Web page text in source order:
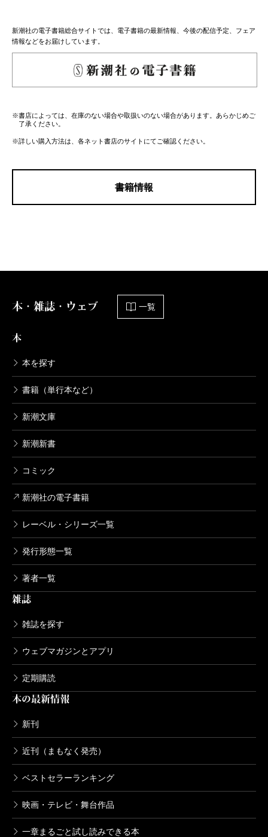
新潮社の電子書籍総合サイトでは、電子書籍の最新情報、今後の配信予定、フェア
情報などをお届けしています。
※書店によっては、在庫のない場合や取扱いのない場合があります。あらかじめご
了承ください。
※詳しい購入方法は、各ネット書店のサイトにてご確認ください。
書籍情報
本・雑誌・ウェブ 一覧
本
本を探す
書籍（単行本など）
新潮文庫
新潮新書
コミック
新潮社の電子書籍
レーベル・シリーズ一覧
発行形態一覧
著者一覧
雑誌
雑誌を探す
ウェブマガジンとアプリ
定期購読
本の最新情報
新刊
近刊（まもなく発売）
ベストセラーランキング
映画・テレビ・舞台作品
一章まるごと試し読みできる本